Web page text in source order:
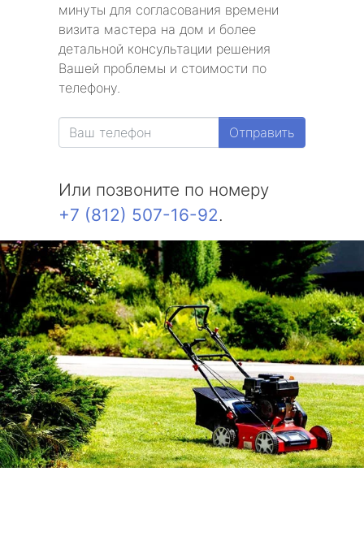
минуты для согласования времени
визита мастера на дом и более
детальной консультации решения
Вашей проблемы и стоимости по
телефону.
Отправить
Или позвоните по номеру
+7 (812) 507-16-92.